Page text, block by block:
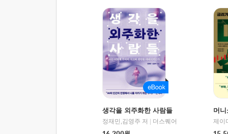
생각을 외주화한 사람들
정재민,김영주 저
더스퀘어
머